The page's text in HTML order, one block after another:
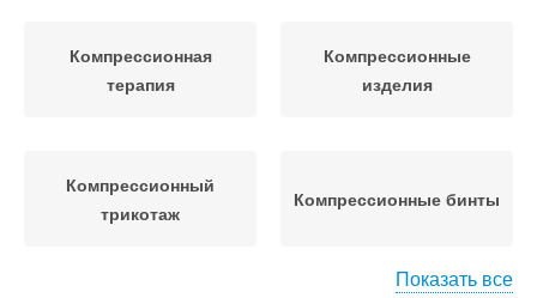
Компрессионная
терапия
Компрессионные
изделия
Компрессионный
трикотаж
Компрессионные бинты
Показать все